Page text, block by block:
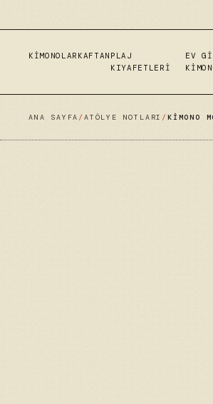
KIMONOLAR KAFTAN PLAJ
KIYAFETLERI
EV
ANA SAYFA /ATÖLYE NOTLARI /KIMONO